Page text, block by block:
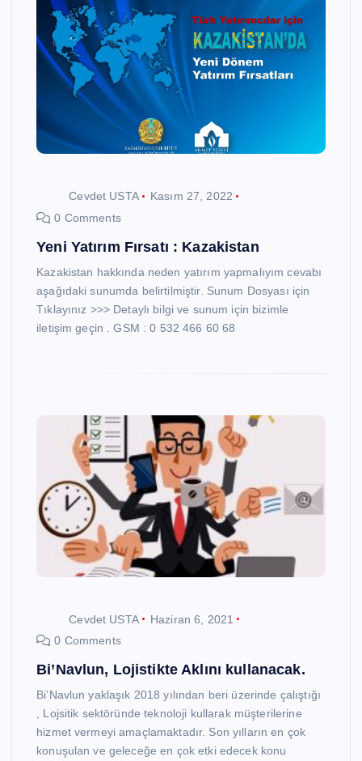
Cevdet USTA
Kasım 27, 2022
0 Comments
Yeni Yatırım Fırsatı : Kazakistan
Kazakistan hakkında neden yatırım yapmalıyım cevabı
aşağıdaki sunumda belirtilmiştir. Sunum Dosyası için
Tıklayınız >>> Detaylı bilgi ve sunum için bizimle
iletişim geçin . GSM : 0 532 466 60 68
Cevdet USTA
Haziran 6, 2021
0 Comments
Bi’Navlun, Lojistikte Aklını kullanacak.
Bi’Navlun yaklaşık 2018 yılından beri üzerinde çalıştığı
, Lojsitik sektöründe teknoloji kullarak müşterilerine
hizmet vermeyi amaçlamaktadır. Son yılların en çok
konuşulan ve geleceğe en çok etki edecek konu